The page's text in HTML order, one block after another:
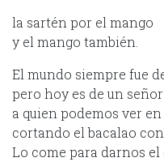
la sartén por el mango
y el mango también.
El mundo siempre fue
pero hoy es de un
a quien podemos ver
cortando el bacalao
Lo come para darnos el